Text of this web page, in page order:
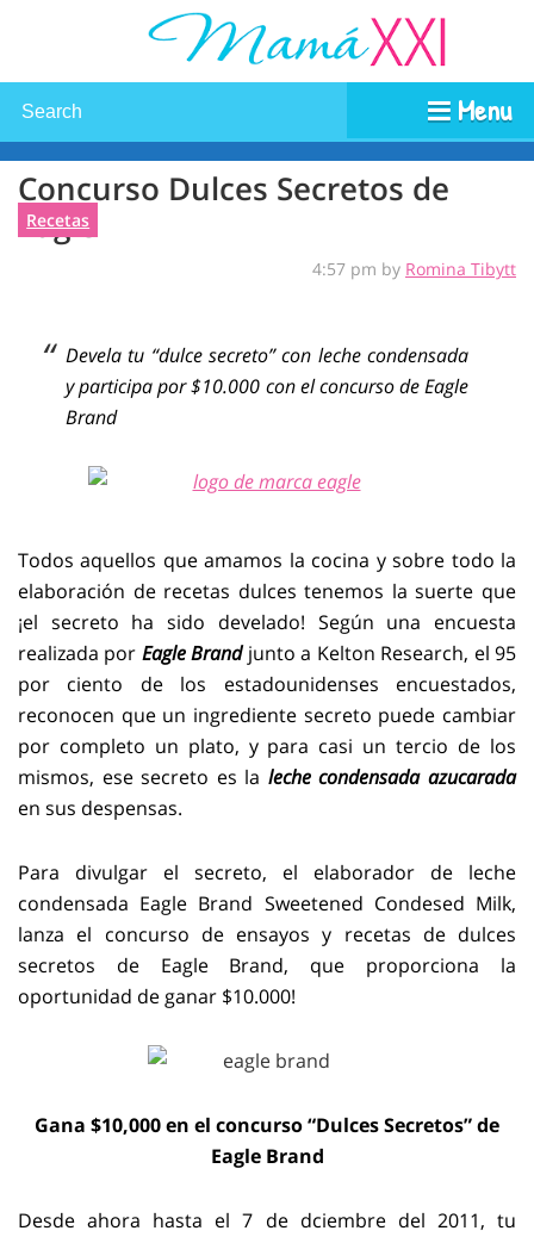
Menu
Concurso Dulces Secretos de
Eagle
Recetas
4:57 pm by Romina Tibytt
Devela tu “dulce secreto” con leche condensada
y participa por $10.000 con el concurso de Eagle
Brand
Todos aquellos que amamos la cocina y sobre todo la
elaboración de recetas dulces tenemos la suerte que
¡el secreto ha sido develado! Según una encuesta
realizada por Eagle Brandjunto a Kelton Research, el 95
por ciento de los estadounidenses encuestados,
reconocen que un ingrediente secreto puede cambiar
por completo un plato, y para casi un tercio de los
mismos, ese secreto es la leche condensada azucarada
en sus despensas.
Para divulgar el secreto, el elaborador de leche
condensada Eagle Brand Sweetened Condesed Milk,
lanza el concurso de ensayos y recetas de dulces
secretos de Eagle Brand, que proporciona la
oportunidad de ganar $10.000!
Gana $10,000 en el concurso “Dulces Secretos” de
Eagle Brand
Desde ahora hasta el 7 de dciembre del 2011, tu